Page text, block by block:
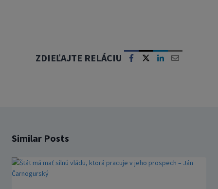
ZDIEĽAJTE RELÁCIU
Similar Posts